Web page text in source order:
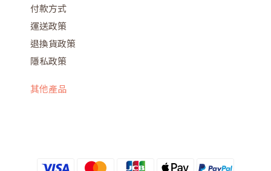
付款方式
運送政策
退換貨政策
隱私政策
其他產品